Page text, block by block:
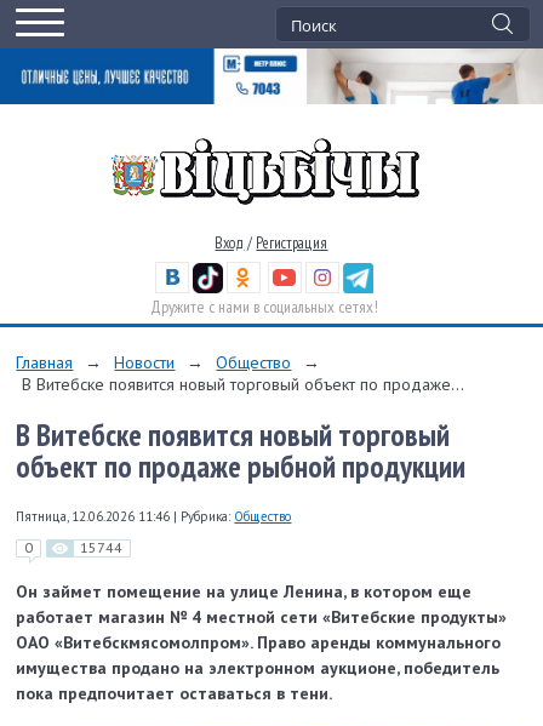
Вход / Регистрация
Дружите с нами в социальных сетях!
Главная → Новости → Общество
→
В Витебске появится новый торговый объект по продаже...
В Витебске появится новый торговый
объект по продаже рыбной продукции
Пятница, 12.06.2026 11:46 | Рубрика: Общество
0 15744
Он займет помещение на улице Ленина, в котором еще
работает магазин № 4 местной сети «Витебские продукты»
ОАО «Витебскмясомолпром». Право аренды коммунального
имущества продано на электронном аукционе, победитель
пока предпочитает оставаться в тени.